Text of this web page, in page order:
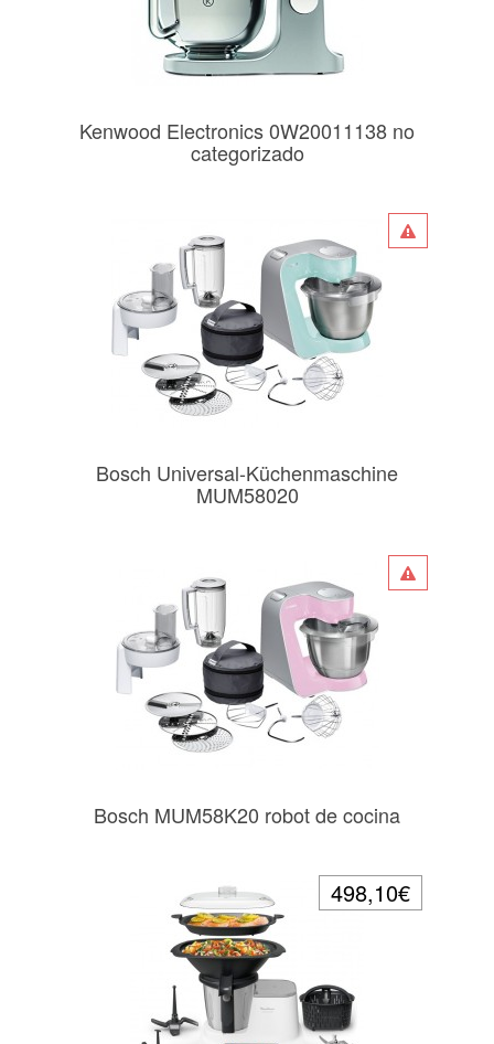
Kenwood Electronics 0W20011138 no
categorizado
Bosch Universal-Küchenmaschine
MUM58020
Bosch MUM58K20 robot de cocina
498,10€